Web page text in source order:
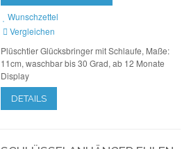
Wunschzettel
Vergleichen
Plüschtier Glücksbringer mit Schlaufe, Maße:
11cm, waschbar bis 30 Grad, ab 12 Monate
Display
DETAILS